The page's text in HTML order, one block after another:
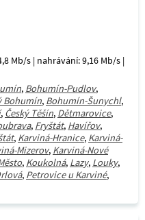
Mb/s | nahrávání: 9,16 Mb/s |
, Bohumín-Pudlov,
Bohumín, Bohumín-Šunychl,
, Český Těšín, Dětmarovice,
, Fryštát, Havířov,
, Karviná-Hranice, Karviná-
Mizerov, Karviná-Nové
, Koukolná, Lazy, Louky,
, Petrovice u Karviné,